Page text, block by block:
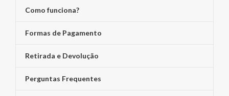
Como funciona?
Formas de Pagamento
Retirada e Devolução
Perguntas Frequentes